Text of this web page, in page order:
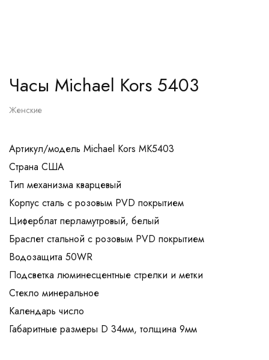
Часы Michael Kors 5403
Женские
Артикул/модель Michael Kors MK5403
Страна США
Тип механизма кварцевый
Корпус сталь с розовым PVD покрытием
Циферблат перламутровый, белый
Браслет стальной с розовым PVD покрытием
Водозащита 50WR
Подсветка люминесцентные стрелки и метки
Стекло минеральное
Календарь число